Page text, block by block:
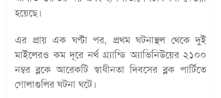
হয়েছে।
এর প্রায় এক ঘণ্টা পর, প্রথম ঘটনাস্থল থেকে দুই
মাইলেরও কম দূরে নর্থ গ্র্যান্ডি অ্যাভিনিউয়ের ২১০০
নম্বর ব্লকে আরেকটি স্বাধীনতা দিবসের ব্লক পার্টিতে
গোলাগুলির ঘটনা ঘটে।